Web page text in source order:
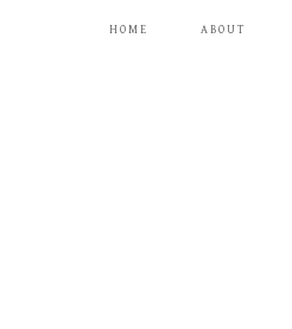
HOME ABOUT